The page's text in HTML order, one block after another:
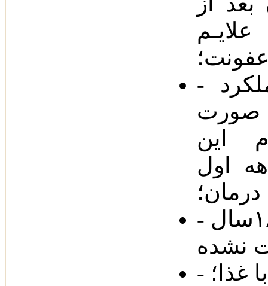
- انجام آزمایش‌های مقدماتی عملکرد
صورت
این
به خصوص در ٤ماهه اول
درمان‌؛
- ایمنی و کارآیی دارو درافراد زیر ١٨سال
غذا؛